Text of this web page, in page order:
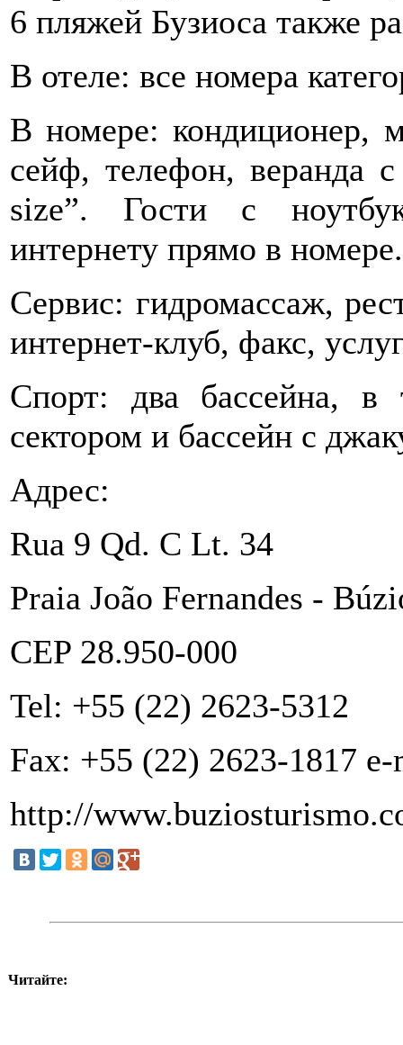
6 пляжей Бузиоса также
В отеле: все номера
В номере: кондиционер,
сейф, телефон, веранда
size”. Гости с
интернету прямо в номере.
Сервис: гидромассаж,
интернет-клуб, факс,
Спорт: два бассейна, в
сектором и бассейн с
Адрес:
Rua 9 Qd. C Lt. 34
Praia João Fernandes -
CEP 28.950-000
Tel: +55 (22) 2623-5312
Fax: +55 (22) 2623-1817
http://
Читайте: